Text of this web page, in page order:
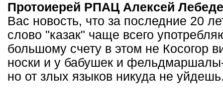
Протоиерей РПАЦ Алексей
Вас новость, что за последние 20
слово "казак" чаще всего
большому счету в этом не Косогор
носки и у бабушек и
но от злых языков никуда не